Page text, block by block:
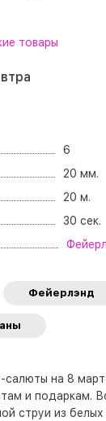
товары
6
20 мм.
20 м.
30 сек.
Фейерлэнд
салюты на 8
и подаркам.
струи из